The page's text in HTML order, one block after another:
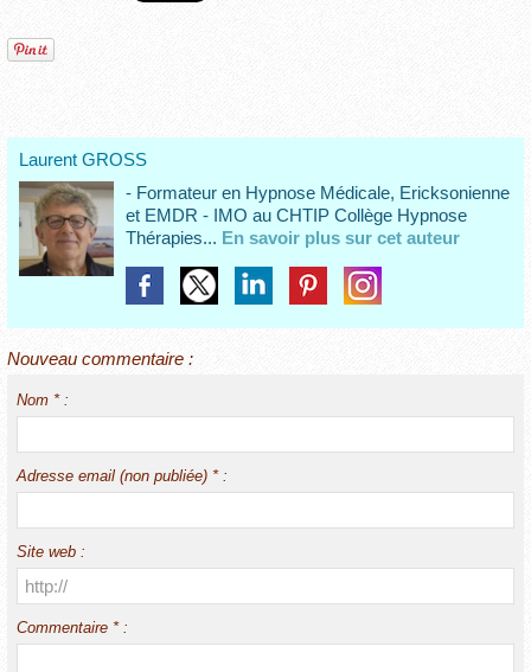
Laurent GROSS
- Formateur en Hypnose Médicale, Ericksonienne
et EMDR - IMO au CHTIP Collège Hypnose
Thérapies... En savoir plus sur cet auteur
Nouveau commentaire :
Nom * :
Adresse email (non publiée) * :
Site web :
Commentaire * :